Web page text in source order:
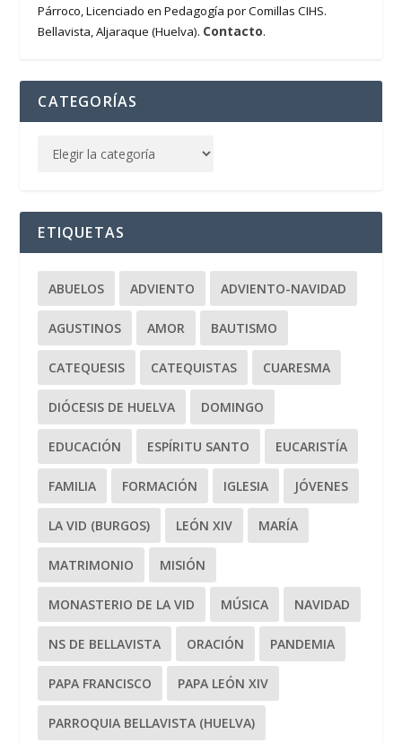
Párroco, Licenciado en Pedagogía por Comillas CIHS.
Bellavista, Aljaraque (Huelva). Contacto.
CATEGORÍAS
ETIQUETAS
ABUELOS ADVIENTO ADVIENTO-NAVIDAD
AGUSTINOS AMOR BAUTISMO
CATEQUESIS CATEQUISTAS CUARESMA
DIÓCESIS DE HUELVA DOMINGO
EDUCACIÓN ESPÍRITU SANTO EUCARISTÍA
FAMILIA FORMACIÓN IGLESIA JÓVENES
LA VID (BURGOS) LEÓN XIV MARÍA
MATRIMONIO MISIÓN
MONASTERIO DE LA VID MÚSICA NAVIDAD
NS DE BELLAVISTA ORACIÓN PANDEMIA
PAPA FRANCISCO PAPA LEÓN XIV
PARROQUIA BELLAVISTA (HUELVA)